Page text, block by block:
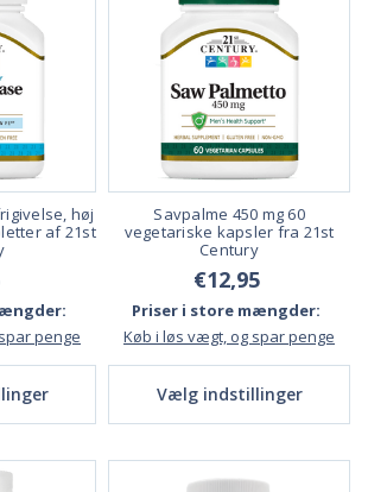
høj
af 21st
penge
Savpalme 450 mg 60
vegetariske kapsler fra 21st
Century
€12,95
Priser i store mængder:
Køb i løs vægt, og spar penge
Vælg indstillinger